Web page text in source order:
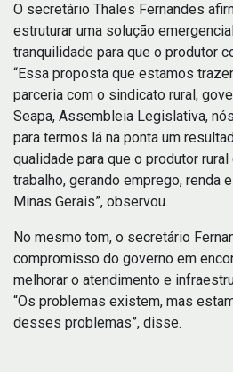
O secretário Thales Fernandes
estruturar uma solução
tranquilidade para que o produtor
“Essa proposta que estamos
parceria com o sindicato rural,
Seapa, Assembleia Legislativa,
para termos lá na ponta um
qualidade para que o produtor
trabalho, gerando emprego, renda
Minas Gerais”, observou.
No mesmo tom, o secretário
compromisso do governo em
melhorar o atendimento e
“Os problemas existem, mas
desses problemas”, disse.